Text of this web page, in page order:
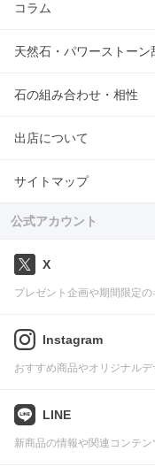
コラム
天然石・パワーストーン
石の組み合わせ・相性
出店について
サイトマップ
公式アカウント
X
プレゼント企画や期間限定
Instagram
おすすめ商品やオリジナル
LINE
新商品の情報や関連コンテ